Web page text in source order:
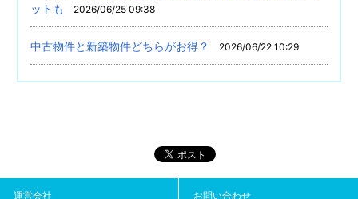
ットも
2026/06/25 09:38
中古物件と新築物件どちらがお得？ 2026/06/22 10:29
運営会社 お問い合わせ